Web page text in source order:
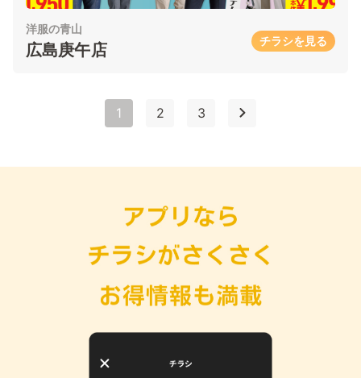
洋服の青山
広島庚午店 チラシを見る
1 2 3